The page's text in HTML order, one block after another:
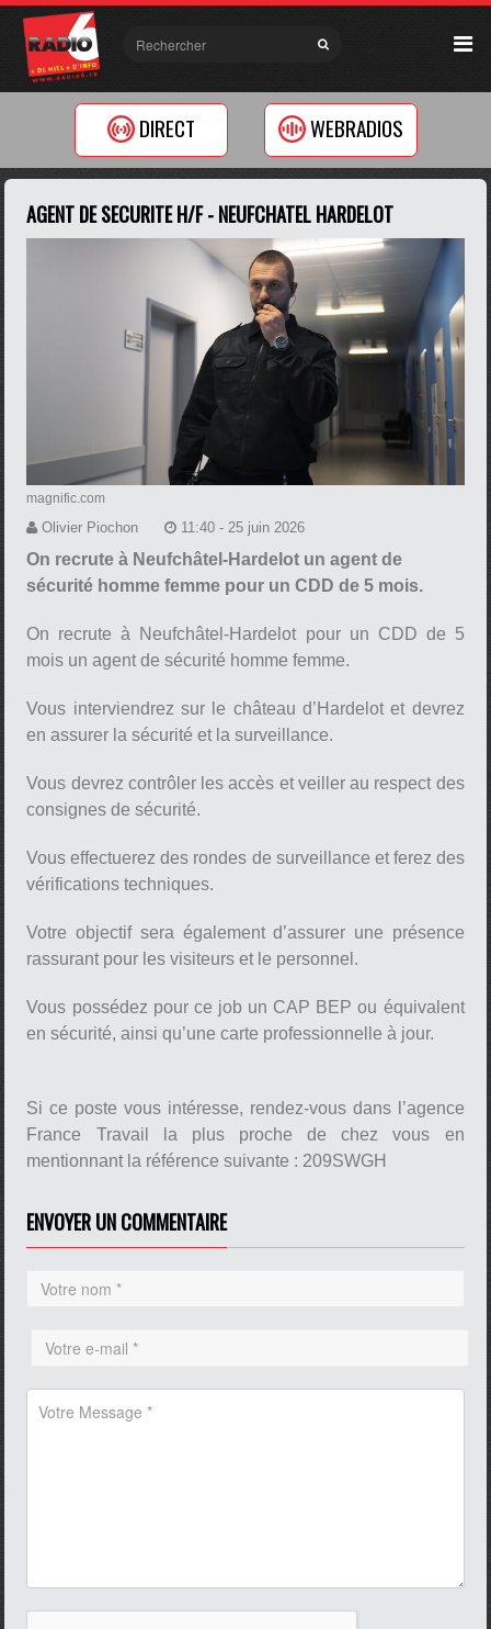
DIRECT WEBRADIOS
AGENT DE SECURITE H/F - NEUFCHATEL HARDELOT
magnific.com
Olivier Piochon 11:40 - 25 juin 2026
On recrute à Neufchâtel-Hardelot un agent de
sécurité homme femme pour un CDD de 5 mois.
On recrute à Neufchâtel-Hardelot pour un CDD de 5
mois un agent de sécurité homme femme.
Vous interviendrez sur le château d’Hardelot et devrez
en assurer la sécurité et la surveillance.
Vous devrez contrôler les accès et veiller au respect des
consignes de sécurité.
Vous effectuerez des rondes de surveillance et ferez des
vérifications techniques.
Votre objectif sera également d’assurer une présence
rassurant pour les visiteurs et le personnel.
Vous possédez pour ce job un CAP BEP ou équivalent
en sécurité, ainsi qu’une carte professionnelle à jour.
Si ce poste vous intéresse, rendez-vous dans l’agence
France Travail la plus proche de chez vous en
mentionnant la référence suivante : 209SWGH
ENVOYER UN COMMENTAIRE